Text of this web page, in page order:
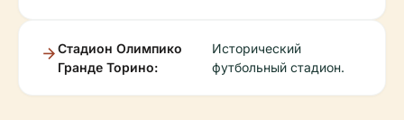
Стадион Олимпико
Гранде Торино:
Исторический
футбольный стадион.